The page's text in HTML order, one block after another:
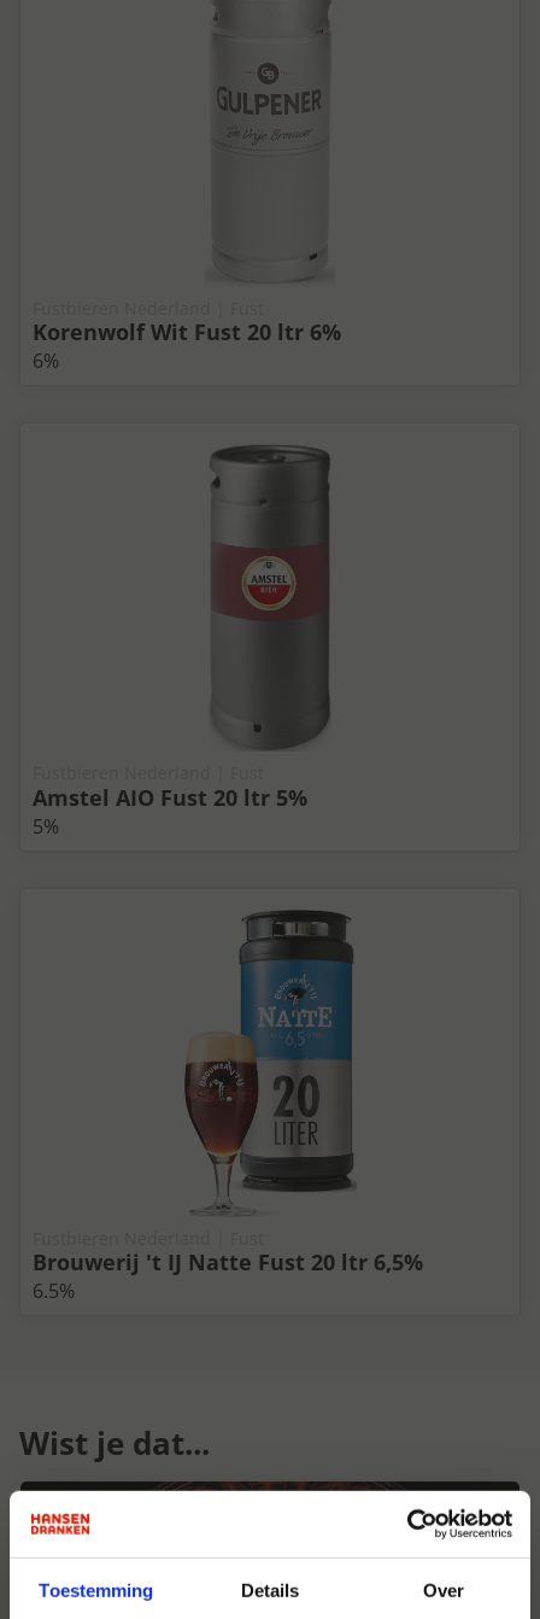
Toestemming Details Over
Korenwolf Wit Fust 20 ltr 6%
6%
Amstel AIO Fust 20 ltr 5%
5%
Brouwerij 't IJ Natte Fust 20 ltr 6,5%
6.5%
Wist je dat...